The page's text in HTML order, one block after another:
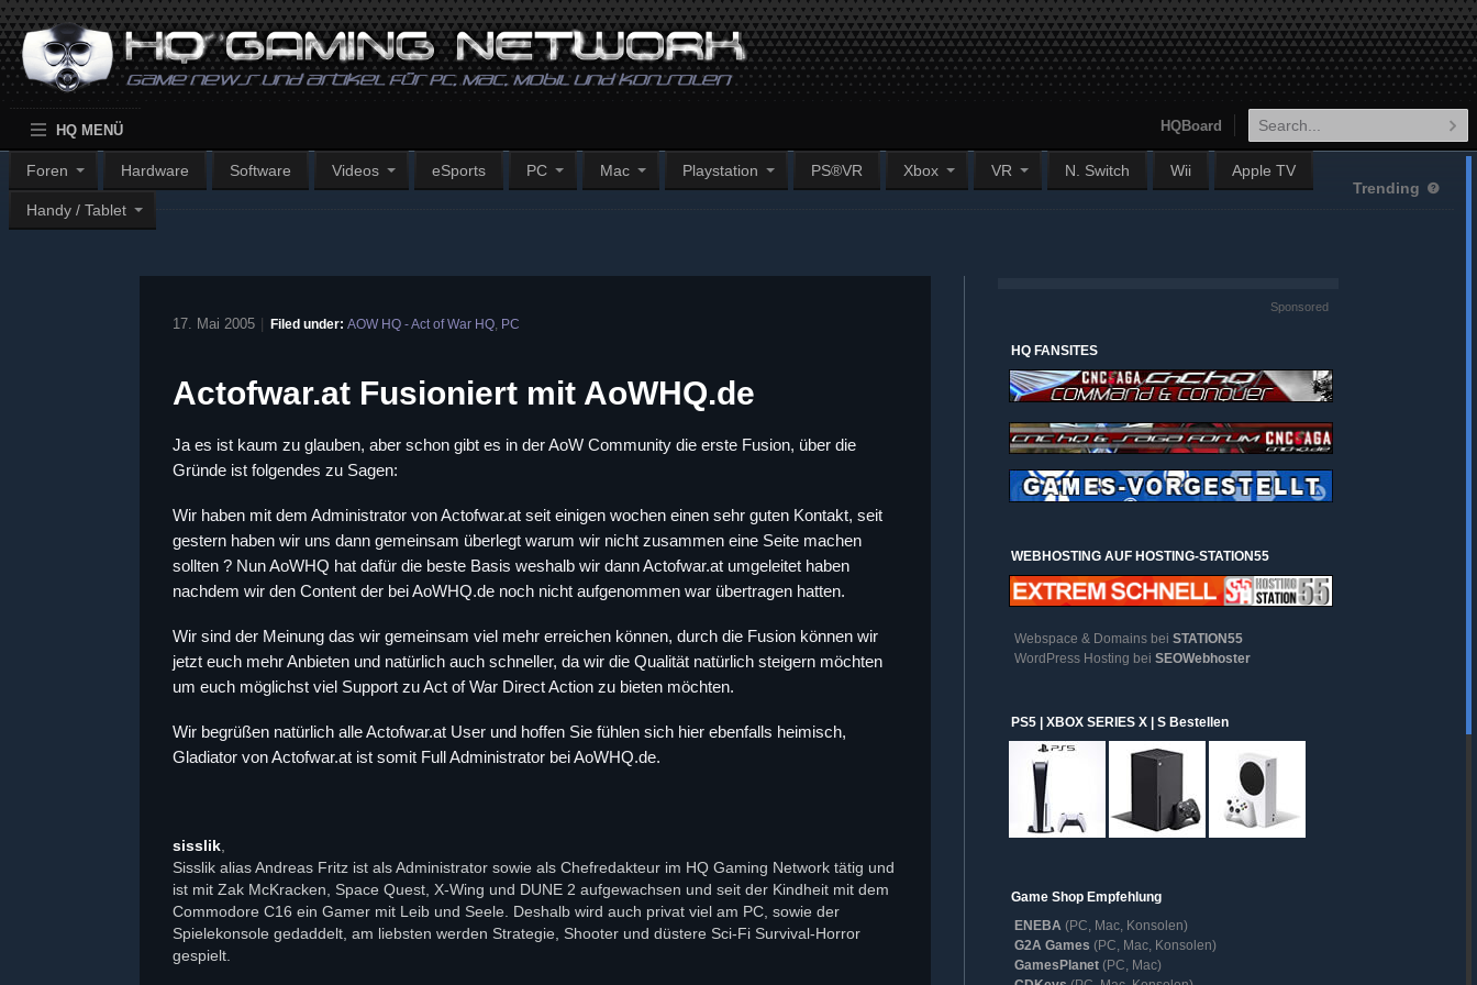
HQ MENÜ
Foren Hardware Software Videos eSports PC Mac Playstation PS®VR Xbox VR N. Switch Wii Apple TV
Handy / Tablet
HQBoard
Trending
17. Mai 2005 Filed under: AOW HQ - Act of War HQ, PC
Actofwar.at Fusioniert mit AoWHQ.de
Ja es ist kaum zu glauben, aber schon gibt es in der AoW Community die erste Fusion, über die
Gründe ist folgendes zu Sagen:
Wir haben mit dem Administrator von Actofwar.at seit einigen wochen einen sehr guten Kontakt, seit
gestern haben wir uns dann gemeinsam überlegt warum wir nicht zusammen eine Seite machen
sollten ? Nun AoWHQ hat dafür die beste Basis weshalb wir dann Actofwar.at umgeleitet haben
nachdem wir den Content der bei AoWHQ.de noch nicht aufgenommen war übertragen hatten.
Wir sind der Meinung das wir gemeinsam viel mehr erreichen können, durch die Fusion können wir
jetzt euch mehr Anbieten und natürlich auch schneller, da wir die Qualität natürlich steigern möchten
um euch möglichst viel Support zu Act of War Direct Action zu bieten möchten.
Wir begrüßen natürlich alle Actofwar.at User und hoffen Sie fühlen sich hier ebenfalls heimisch,
Gladiator von Actofwar.at ist somit Full Administrator bei AoWHQ.de.
sisslik,
Sisslik alias Andreas Fritz ist als Administrator sowie als Chefredakteur im HQ Gaming Network tätig und
ist mit Zak McKracken, Space Quest, X-Wing und DUNE 2 aufgewachsen und seit der Kindheit mit dem
Commodore C16 ein Gamer mit Leib und Seele. Deshalb wird auch privat viel am PC, sowie der
Spielekonsole gedaddelt, am liebsten werden Strategie, Shooter und düstere Sci-Fi Survival-Horror
gespielt.
Sponsored
HQ FANSITES
WEBHOSTING AUF HOSTING-STATION55
Webspace & Domains bei STATION55
WordPress Hosting bei SEOWebhoster
PS5 | XBOX SERIES X | S Bestellen
Game Shop Empfehlung
ENEBA (PC, Mac, Konsolen)
G2A Games (PC, Mac, Konsolen)
GamesPlanet(PC, Mac)